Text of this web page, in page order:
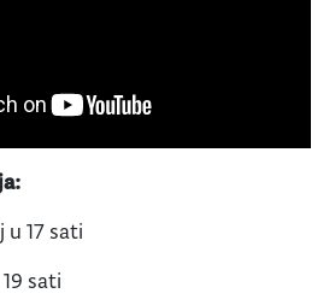
u 17 sati
sati